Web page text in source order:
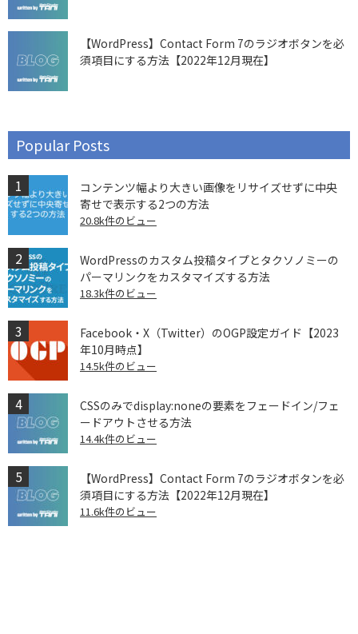
【WordPress】Contact Form 7のラジオボタンを必
須項目にする方法【2022年12月現在】
Popular Posts
コンテンツ幅より大きい画像をリサイズせずに中央
寄せで表示する2つの方法
20.8k件のビュー
WordPressのカスタム投稿タイプとタクソノミーの
パーマリンクをカスタマイズする方法
18.3k件のビュー
Facebook・X（Twitter）のOGP設定ガイド【2023
年10月時点】
14.5k件のビュー
CSSのみでdisplay:noneの要素をフェードイン/フェ
ードアウトさせる方法
14.4k件のビュー
【WordPress】Contact Form 7のラジオボタンを必
須項目にする方法【2022年12月現在】
11.6k件のビュー